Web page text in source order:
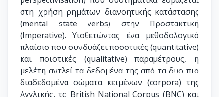
στη χρήση ρημάτων διανοητικής κατάστασης
(mental state verbs) στην Προστακτική
(Imperative). Υιοθετώντας ένα μεθοδολογικό
πλαίσιο που συνδυάζει ποσοτικές (quantitative)
και ποιοτικές (qualitative) παραμέτρους, η
μελέτη αντλεί τα δεδομένα της από τα δυο πιο
διαδεδομένα σώματα κειμένων (corpora) της
Αγγλικής, το British National Corpus (BNC) και